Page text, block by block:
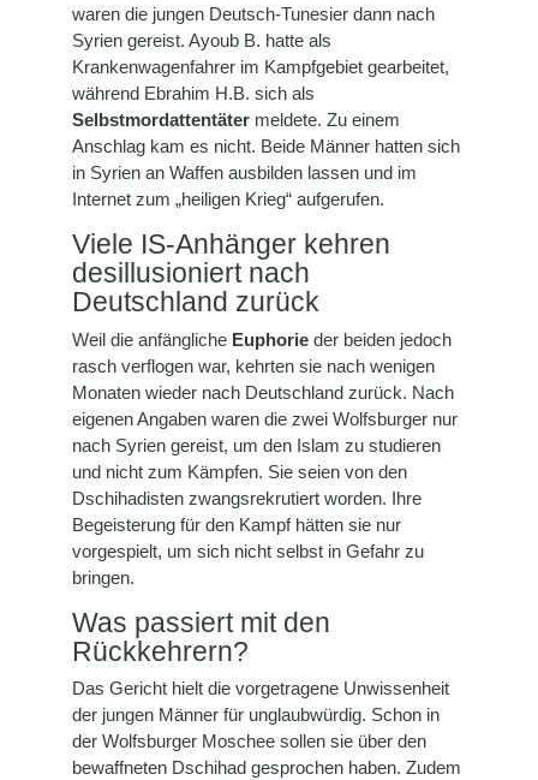
waren die jungen Deutsch-Tunesier dann nach
Syrien gereist. Ayoub B. hatte als
Krankenwagenfahrer im Kampfgebiet gearbeitet,
während Ebrahim H.B. sich als
Selbstmordattentäter meldete. Zu einem
Anschlag kam es nicht. Beide Männer hatten sich
in Syrien an Waffen ausbilden lassen und im
Internet zum „heiligen Krieg“ aufgerufen.
Viele IS-Anhänger kehren
desillusioniert nach
Deutschland zurück
Weil die anfängliche Euphorie der beiden jedoch
rasch verflogen war, kehrten sie nach wenigen
Monaten wieder nach Deutschland zurück. Nach
eigenen Angaben waren die zwei Wolfsburger nur
nach Syrien gereist, um den Islam zu studieren
und nicht zum Kämpfen. Sie seien von den
Dschihadisten zwangsrekrutiert worden. Ihre
Begeisterung für den Kampf hätten sie nur
vorgespielt, um sich nicht selbst in Gefahr zu
bringen.
Was passiert mit den
Rückkehrern?
Das Gericht hielt die vorgetragene Unwissenheit
der jungen Männer für unglaubwürdig. Schon in
der Wolfsburger Moschee sollen sie über den
bewaffneten Dschihad gesprochen haben. Zudem